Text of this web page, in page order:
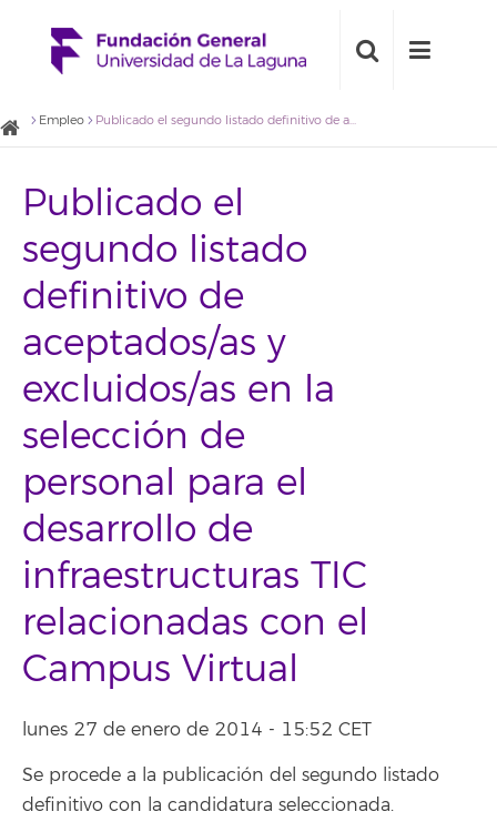
Empleo Publicado el segundo listado definitivo de aceptados/as y excluidos/as en la selección de personal para el desarrollo de infraestructuras TIC relacionadas con el Campus Virtual
Publicado el
segundo listado
definitivo de
aceptados/as y
excluidos/as en la
selección de
personal para el
desarrollo de
infraestructuras TIC
relacionadas con el
Campus Virtual
lunes 27 de enero de 2014 - 15:52 CET
Se procede a la publicación del segundo listado
definitivo con la candidatura seleccionada.